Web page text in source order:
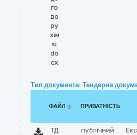
го
во
ру
хім
ія.
do
cx
Тип документа: Тендерна
ФАЙЛ ПРИВАТНІСТЬ
ТД
публічний